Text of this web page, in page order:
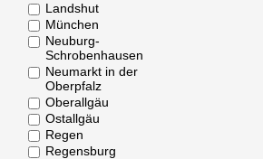
Landshut
München
Neuburg-
Schrobenhausen
Neumarkt in der
Oberpfalz
Oberallgäu
Ostallgäu
Regen
Regensburg